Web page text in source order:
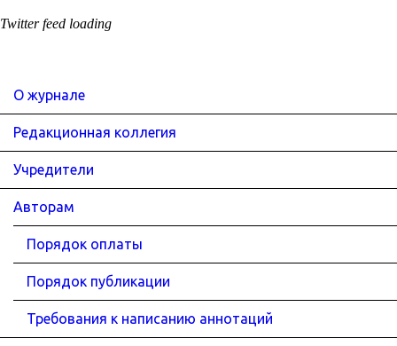
Twitter feed loading
О журнале
Редакционная коллегия
Учредители
Авторам
Порядок оплаты
Порядок публикации
Требования к написанию аннотаций